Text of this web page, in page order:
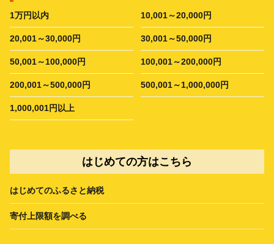
1万円以内 10,001～20,000円
20,001～30,000円 30,001～50,000円
50,001～100,000円 100,001～200,000円
200,001～500,000円 500,001～1,000,000円
1,000,001円以上
はじめての方はこちら
はじめてのふるさと納税
寄付上限額を調べる